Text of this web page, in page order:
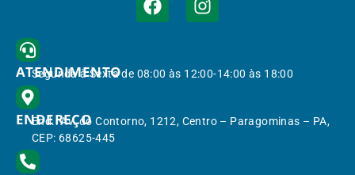
ATENDIMENTO
Segunda à Sexta de 08:00 às 12:00-14:00 às 18:00
ENDEREÇO
End.: Av. do Contorno, 1212, Centro – Paragominas – PA,
CEP: 68625-445